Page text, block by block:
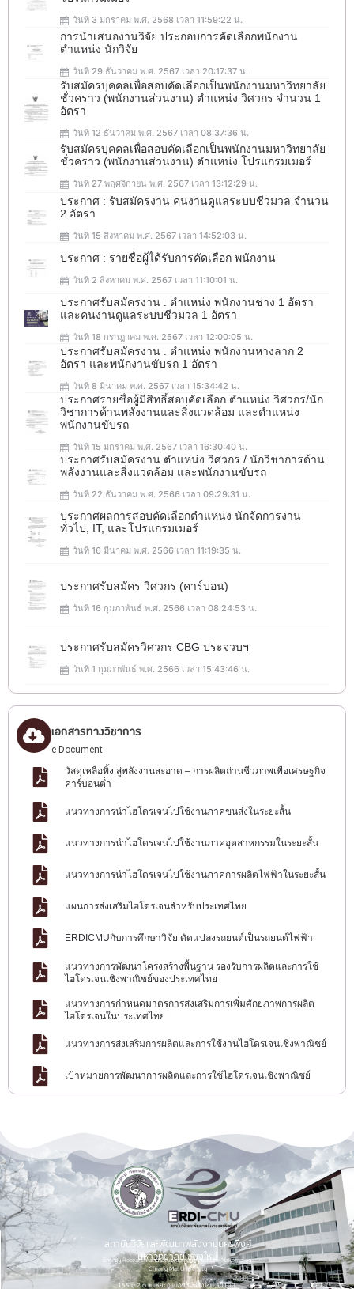
วันที่ 3 มกราคม พ.ศ. 2568 เวลา 11:59:22 น.
การนำเสนองานวิจัย ประกอบการคัดเลือกพนักงาน
ตำแหน่ง นักวิจัย
วันที่ 29 ธันวาคม พ.ศ. 2567 เวลา 20:17:37 น.
รับสมัครบุคคลเพื่อสอบคัดเลือกเป็นพนักงานมหาวิทยาลัย
ชั่วคราว (พนักงานส่วนงาน) ตำแหน่ง วิศวกร จำนวน 1
อัตรา
วันที่ 12 ธันวาคม พ.ศ. 2567 เวลา 08:37:36 น.
รับสมัครบุคคลเพื่อสอบคัดเลือกเป็นพนักงานมหาวิทยาลัย
ชั่วคราว (พนักงานส่วนงาน) ตำแหน่ง โปรแกรมเมอร์
วันที่ 27 พฤศจิกายน พ.ศ. 2567 เวลา 13:12:29 น.
ประกาศ : รับสมัครงาน คนงานดูแลระบบชีวมวล จำนวน
2 อัตรา
วันที่ 15 สิงหาคม พ.ศ. 2567 เวลา 14:52:03 น.
ประกาศ : รายชื่อผู้ได้รับการคัดเลือก พนักงาน
วันที่ 2 สิงหาคม พ.ศ. 2567 เวลา 11:10:01 น.
ประกาศรับสมัครงาน : ตำแหน่ง พนักงานช่าง 1 อัตรา
และคนงานดูแลระบบชีวมวล 1 อัตรา
วันที่ 18 กรกฎาคม พ.ศ. 2567 เวลา 12:00:05 น.
ประกาศรับสมัครงาน : ตำแหน่ง พนักงานหางลาก 2
อัตรา และพนักงานขับรถ 1 อัตรา
วันที่ 8 มีนาคม พ.ศ. 2567 เวลา 15:34:42 น.
ประกาศรายชื่อผู้มีสิทธิ์สอบคัดเลือก ตำแหน่ง วิศวกร/นัก
วิชาการด้านพลังงานและสิ่งแวดล้อม และตำแหน่ง
พนักงานขับรถ
วันที่ 15 มกราคม พ.ศ. 2567 เวลา 16:30:40 น.
ประกาศรับสมัครงาน ตำแหน่ง วิศวกร / นักวิชาการด้าน
พลังงานและสิ่งแวดล้อม และพนักงานขับรถ
วันที่ 22 ธันวาคม พ.ศ. 2566 เวลา 09:29:31 น.
ประกาศผลการสอบคัดเลือกตำแหน่ง นักจัดการงาน
ทั่วไป, IT, และโปรแกรมเมอร์
วันที่ 16 มีนาคม พ.ศ. 2566 เวลา 11:19:35 น.
ประกาศรับสมัคร วิศวกร (คาร์บอน)
วันที่ 16 กุมภาพันธ์ พ.ศ. 2566 เวลา 08:24:53 น.
ประกาศรับสมัครวิศวกร CBG ประจวบฯ
วันที่ 1 กุมภาพันธ์ พ.ศ. 2566 เวลา 15:43:46 น.
เอกสารทางวิชาการ
e-Document
วัสดุเหลือทิ้ง สู่พลังงานสะอาด – การผลิตถ่านชีวภาพเพื่อเศรษฐกิจ
คาร์บอนต่ำ
แนวทางการนำไฮโดรเจนไปใช้งานภาคขนส่งในระยะสั้น
แนวทางการนำไฮโดรเจนไปใช้งานภาคอุตสาหกรรมในระยะสั้น
แนวทางการนำไฮโดรเจนไปใช้งานภาคการผลิตไฟฟ้าในระยะสั้น
แผนการส่งเสริมไฮโดรเจนสำหรับประเทศไทย
ERDICMUกับการศึกษาวิจัย ดัดแปลงรถยนต์เป็นรถยนต์ไฟฟ้า
แนวทางการพัฒนาโครงสร้างพื้นฐาน รองรับการผลิตและการใช้
ไฮโดรเจนเชิงพาณิชย์ของประเทศไทย
แนวทางการกำหนดมาตรการส่งเสริมการเพิ่มศักยภาพการผลิต
ไฮโดรเจนในประเทศไทย
แนวทางการส่งเสริมการผลิตและการใช้งานไฮโดรเจนเชิงพาณิชย์
เป้าหมายการพัฒนาการผลิตและการใช้ไฮโดรเจนเชิงพาณิชย์
สถาบันวิจัยและพัฒนาพลังงานนครพิงค์
มหาวิทยาลัยเชียงใหม่
Energy Research and Development Institute-Nakornping,
Chiang Mai University
155 ม.2 ต.แม่เหียะ อ.เมือง จ.เชียงใหม่ 50100.